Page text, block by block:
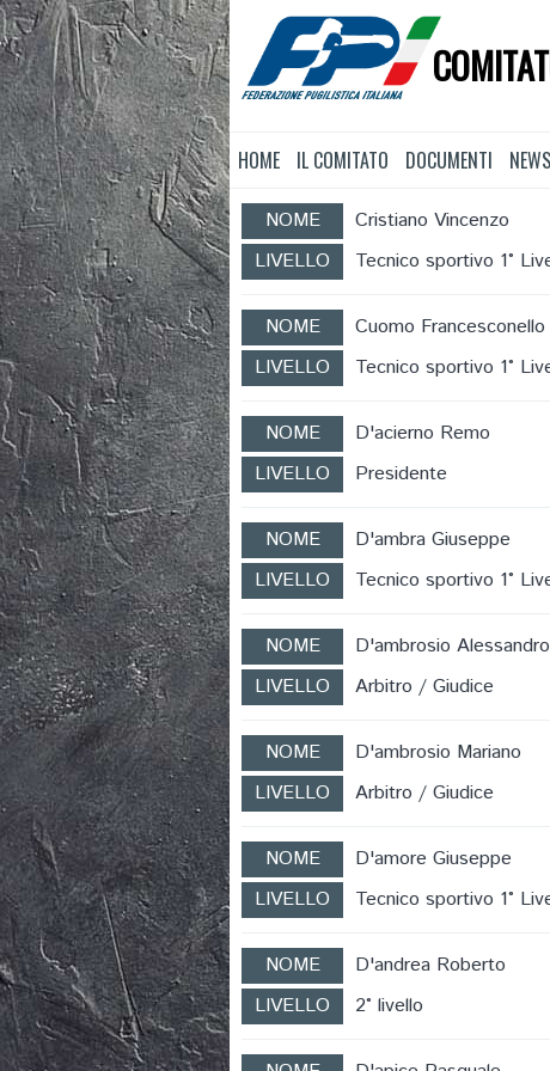
HOME IL COMITATO DOCUMENTI NEWS
NOME
Cristiano Vincenzo
LIVELLO
Tecnico sportivo 1°
NOME
Cuomo Francesconello
LIVELLO
Tecnico sportivo 1°
NOME
D'acierno Remo
LIVELLO
Presidente
NOME
D'ambra Giuseppe
LIVELLO
Tecnico sportivo 1°
NOME
D'ambrosio Alessandro
LIVELLO
Arbitro / Giudice
NOME
D'ambrosio Mariano
LIVELLO
Arbitro / Giudice
NOME
D'amore Giuseppe
LIVELLO
Tecnico sportivo 1°
NOME
D'andrea Roberto
LIVELLO
2° livello